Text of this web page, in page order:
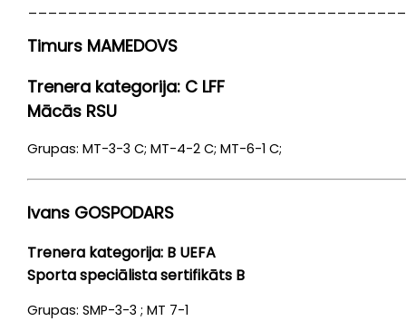
Timurs MAMEDOVS
Trenera kategorija: C LFF
Mācās RSU
Grupas: MT-3-3 C; MT-4-2 C; MT-6-1 C;
Ivans GOSPODARS
Trenera kategorija: B UEFA
Sporta speciālista sertifikāts B
Grupas: SMP-3-3 ; MT 7-1